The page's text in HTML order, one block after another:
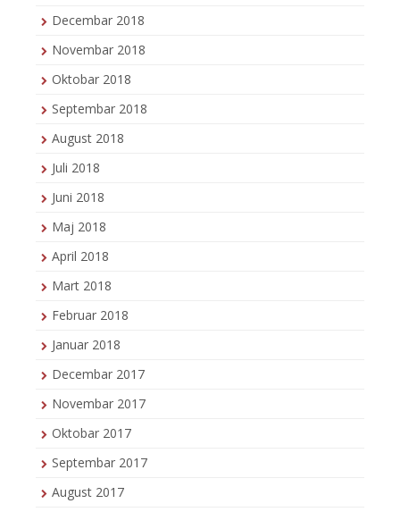
Decembar 2018
Novembar 2018
Oktobar 2018
Septembar 2018
August 2018
Juli 2018
Juni 2018
Maj 2018
April 2018
Mart 2018
Februar 2018
Januar 2018
Decembar 2017
Novembar 2017
Oktobar 2017
Septembar 2017
August 2017